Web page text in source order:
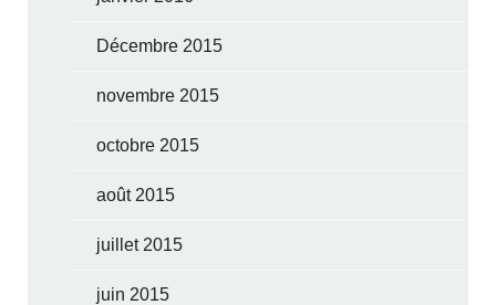
Décembre 2015
novembre 2015
octobre 2015
août 2015
juillet 2015
juin 2015